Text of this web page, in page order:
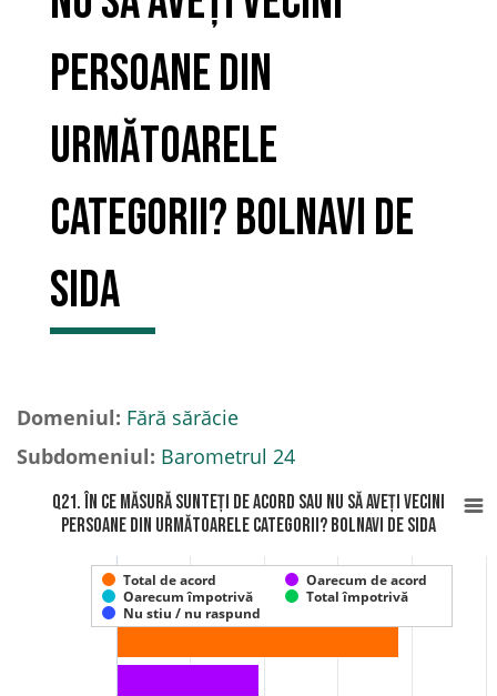
persoane din
următoarele
categorii? Bolnavi de
SIDA
Domeniul: Fără sărăcie
Subdomeniul: Barometrul 24
Q21. În ce măsură sunteți de acord sau nu să aveți vecini
persoane din următoarele categorii? Bolnavi de SIDA
Total de acord
Oarecum de acord
Oarecum împotrivă
Total împotrivă
Nu stiu / nu raspund